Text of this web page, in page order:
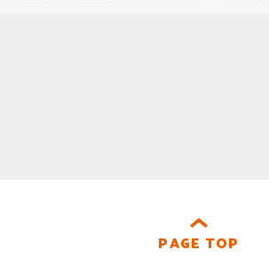
PAGE TOP